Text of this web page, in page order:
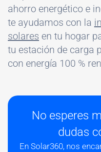
ahorro energético e
te ayudamos con la
solares en tu hogar
tu estación de carga
con energía 100 %
No esperes
dudas
En Solar360, nos